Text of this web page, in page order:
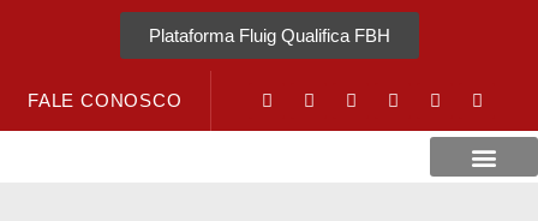
Plataforma Fluig Qualifica FBH
FALE CONOSCO